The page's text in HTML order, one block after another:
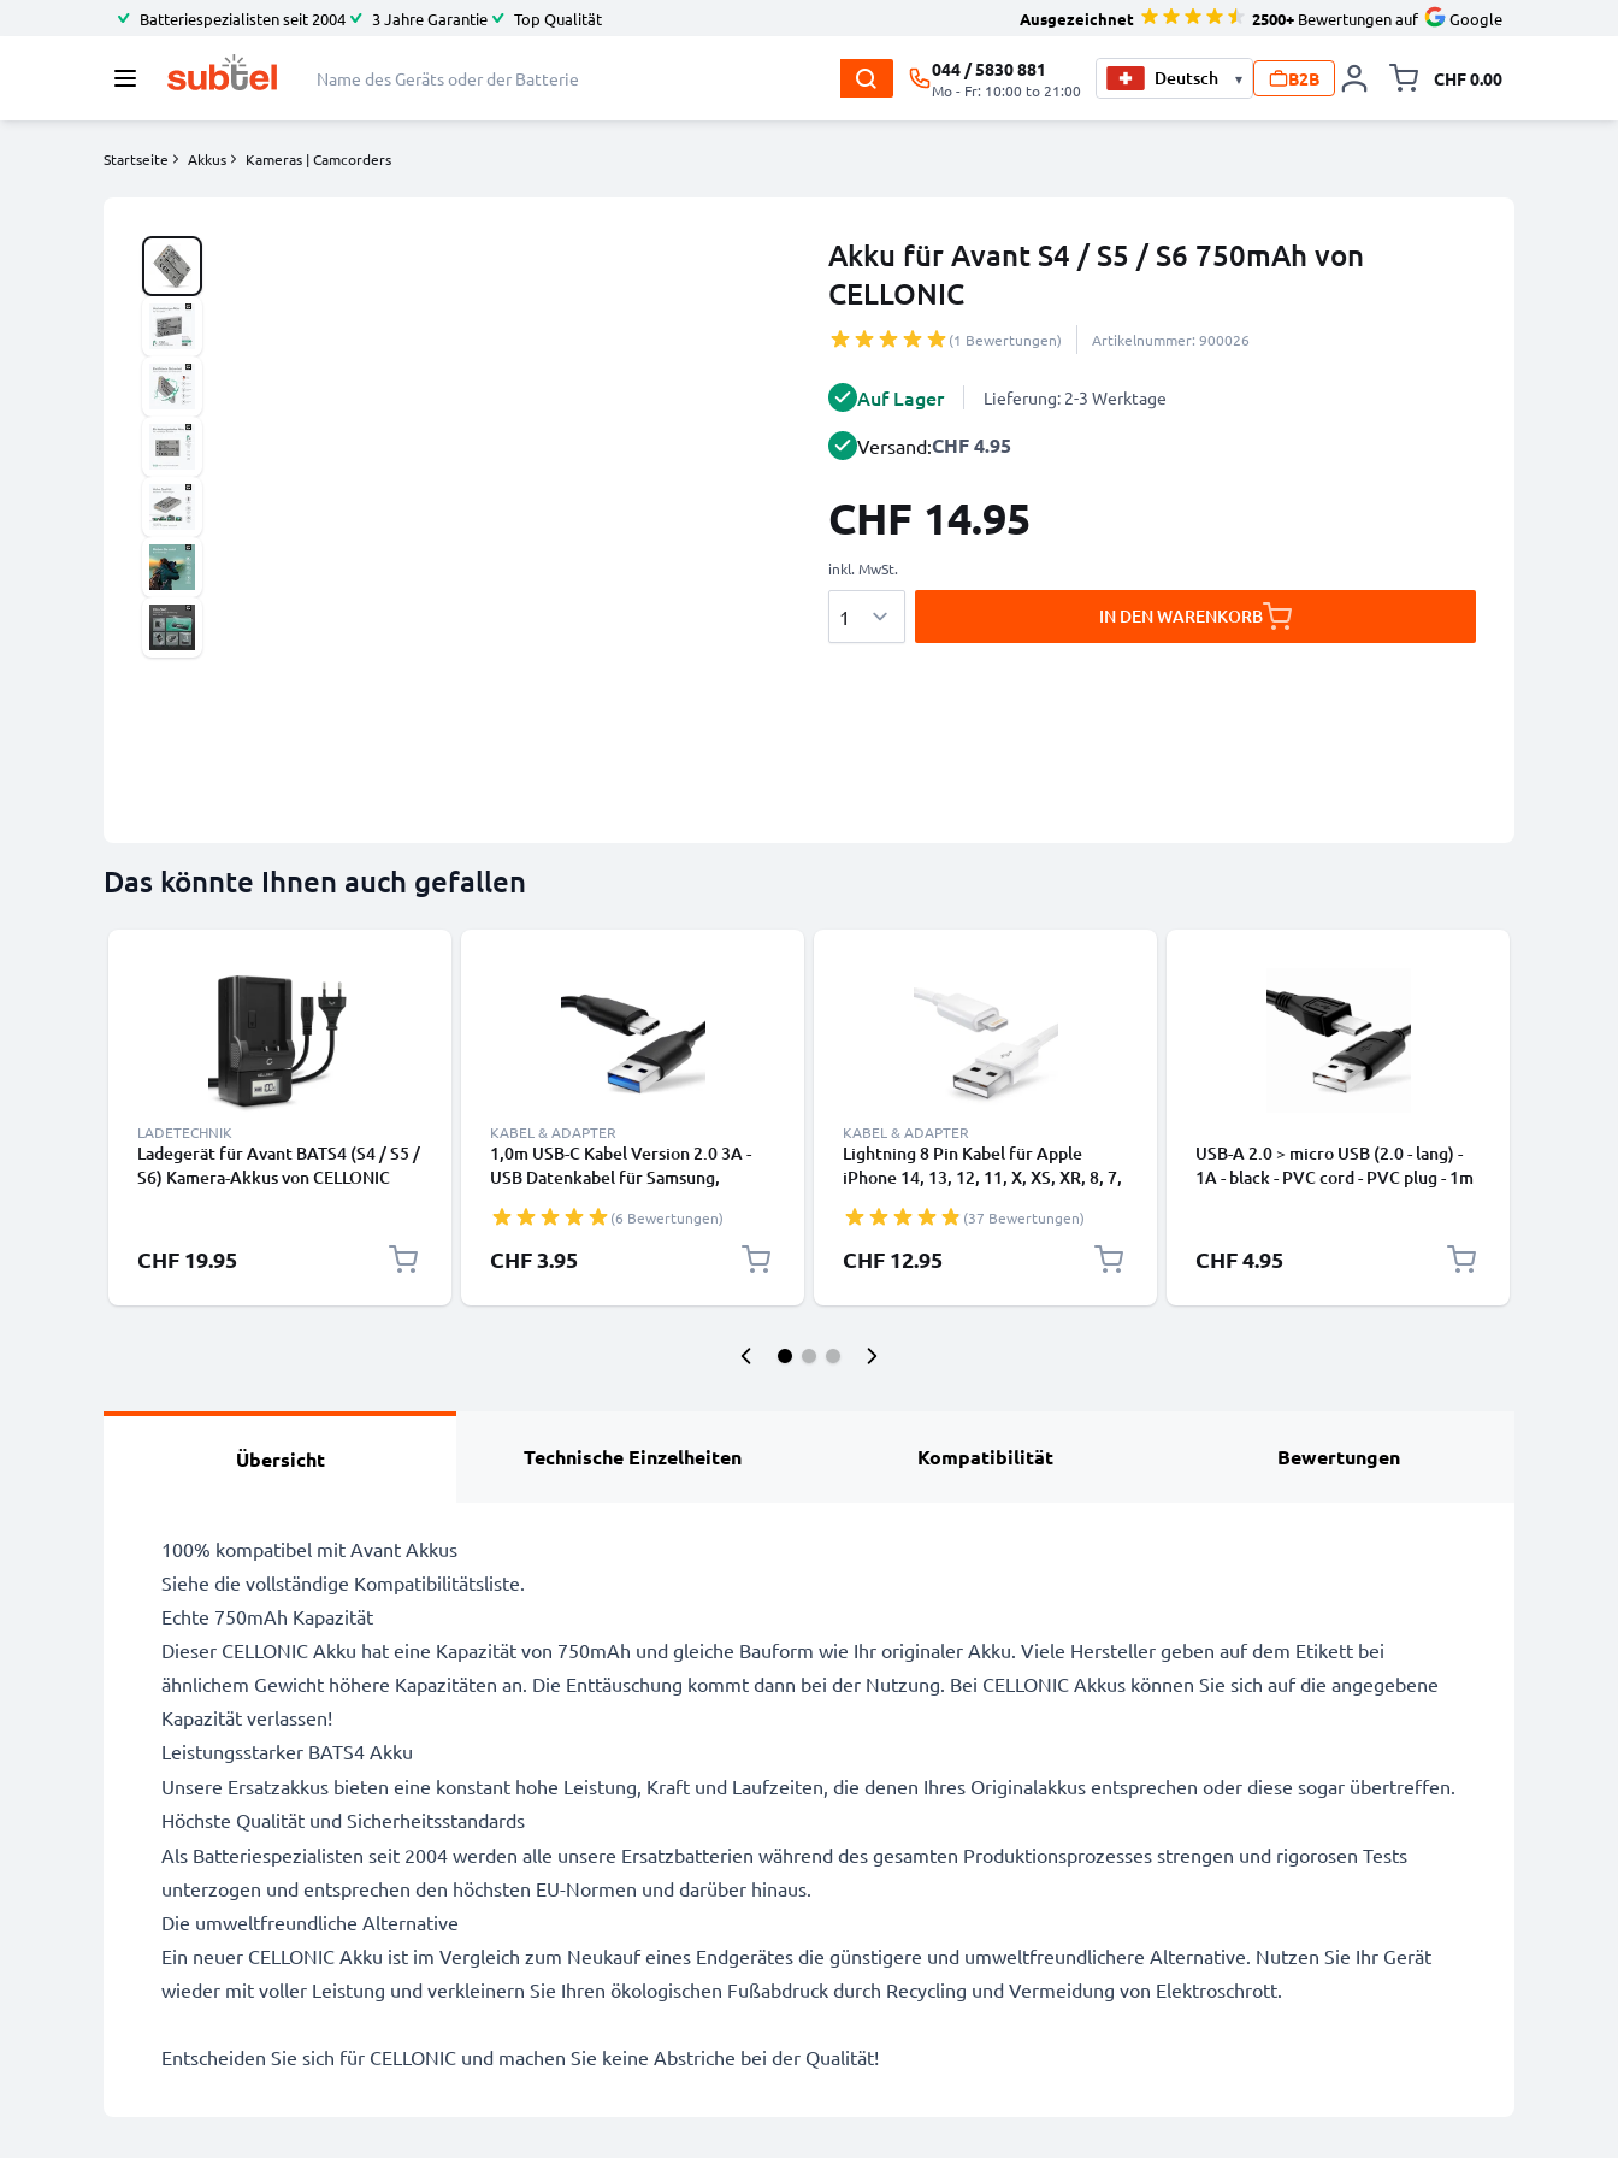
Batteriespezialisten seit 2004 3 Jahre Garantie Top Qualität Ausgezeichnet 2500+ Bewertungen auf Google
044 / 5830 881
Mo - Fr: 10:00 to 21:00
▾ B2B CHF 0.00
Startseite Akkus Kameras | Camcorders
Akku für Avant S4 / S5 / S6 750mAh von
CELLONIC
(1 Bewertungen) Artikelnummer: 900026
Auf Lager Lieferung: 2-3 Werktage
Versand:CHF 4.95
CHF 14.95
inkl. MwSt.
IN DEN WARENKORB
Das könnte Ihnen auch gefallen
LADETECHNIK
Ladegerät für Avant BATS4 (S4 / S5 /
S6) Kamera-Akkus von CELLONIC
CHF 19.95
KABEL & ADAPTER
1,0m USB-C Kabel Version 2.0 3A -
USB Datenkabel für Samsung,
Canon, Panasonic Lumix, Sony,
GoPro uvm PVC schwarz
(6 Bewertungen)
CHF 3.95
KABEL & ADAPTER
Lightning 8 Pin Kabel für Apple
iPhone 14, 13, 12, 11, X, XS, XR, 8, 7,
Datenkabel für Smartphone
(37 Bewertungen)
CHF 12.95
USB-A 2.0 > micro USB (2.0 - lang) -
1A - black - PVC cord - PVC plug - 1m
CHF 4.95
Übersicht Technische Einzelheiten Kompatibilität Bewertungen
100% kompatibel mit Avant Akkus
Siehe die vollständige Kompatibilitätsliste.
Echte 750mAh Kapazität
Dieser CELLONIC Akku hat eine Kapazität von 750mAh und gleiche Bauform wie Ihr originaler Akku. Viele Hersteller geben auf dem Etikett bei
ähnlichem Gewicht höhere Kapazitäten an. Die Enttäuschung kommt dann bei der Nutzung. Bei CELLONIC Akkus können Sie sich auf die angegebene
Kapazität verlassen!
Leistungsstarker BATS4 Akku
Unsere Ersatzakkus bieten eine konstant hohe Leistung, Kraft und Laufzeiten, die denen Ihres Originalakkus entsprechen oder diese sogar übertreffen.
Höchste Qualität und Sicherheitsstandards
Als Batteriespezialisten seit 2004 werden alle unsere Ersatzbatterien während des gesamten Produktionsprozesses strengen und rigorosen Tests
unterzogen und entsprechen den höchsten EU-Normen und darüber hinaus.
Die umweltfreundliche Alternative
Ein neuer CELLONIC Akku ist im Vergleich zum Neukauf eines Endgerätes die günstigere und umweltfreundlichere Alternative. Nutzen Sie Ihr Gerät
wieder mit voller Leistung und verkleinern Sie Ihren ökologischen Fußabdruck durch Recycling und Vermeidung von Elektroschrott.
Entscheiden Sie sich für CELLONIC und machen Sie keine Abstriche bei der Qualität!